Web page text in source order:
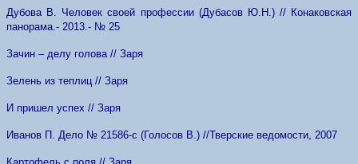
Дубова В. Человек своей профессии (Дубасов Ю.Н.) // Конаковская
панорама.- 2013.- № 25
Зачин – делу голова // Заря
Зелень из теплиц // Заря
И пришел успех // Заря
Иванов П. Дело № 21586-с (Голосов В.) //Тверские ведомости, 2007